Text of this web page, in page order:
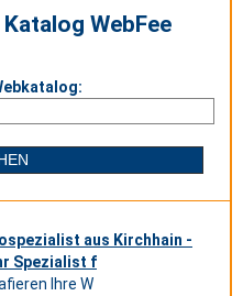
WebFee
aus Kirchhain -
Spezialist f
Ihre W